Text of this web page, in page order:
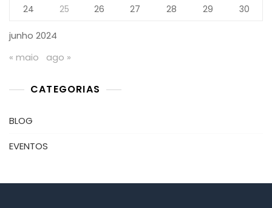
junho 2024
24
25 26 27 28 29 30
« maio ago »
CATEGORIAS
BLOG
EVENTOS